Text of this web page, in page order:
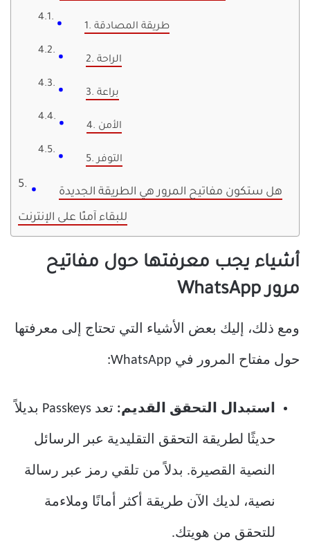
1. طريقة المصادقة
2. الراحة
3. براعة
4. الأمن
5. التوفر
هل ستكون مفاتيح المرور هي الطريقة الجديدة
للبقاء آمنًا على الإنترنت
أشياء يجب معرفتها حول مفاتيح
مرور WhatsApp
ومع ذلك، إليك بعض الأشياء التي تحتاج إلى معرفتها
حول مفتاح المرور في WhatsApp:
استبدال التحقق القديم: تعد Passkeys بديلاً
حديثًا لطريقة التحقق التقليدية عبر الرسائل
النصية القصيرة. بدلاً من تلقي رمز عبر رسالة
نصية، لديك الآن طريقة أكثر أمانًا وملاءمة
للتحقق من هويتك.